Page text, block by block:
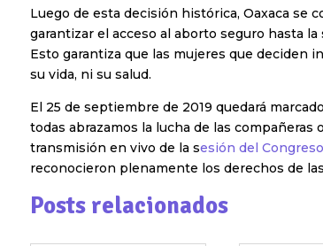
Luego de esta decisión histórica, Oaxaca se
garantizar el acceso al aborto seguro hasta
Esto garantiza que las mujeres que deciden
su vida, ni su salud.
El 25 de septiembre de 2019 quedará
todas abrazamos la lucha de las
transmisión en vivo de la sesión del Congreso
reconocieron plenamente los derechos de
Posts relacionados